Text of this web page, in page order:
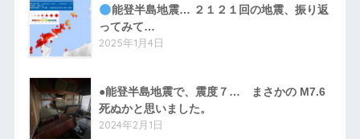
能登半島地震… ２１２１回の地震、振り返
ってみて…
2025年1月4日
●能登半島地震で、震度７… まさかの M7.6
死ぬかと思いました。
2024年2月1日